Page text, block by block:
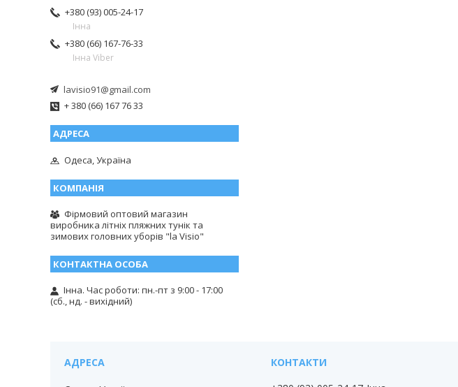
+380 (93) 005-24-17
Інна
+380 (66) 167-76-33
Інна Viber
lavisio91@gmail.com
+ 380 (66) 167 76 33
Одеса, Україна
Фірмовий оптовий магазин
виробника літніх пляжних тунік та
зимових головних уборів "la Visio"
Інна. Час роботи: пн.-пт з 9:00 - 17:00
(сб., нд. - вихідний)